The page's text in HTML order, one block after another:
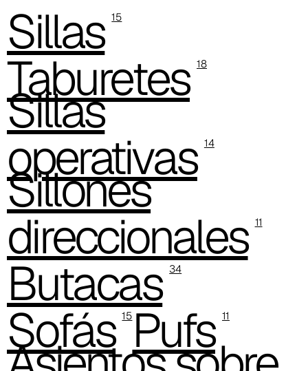
C 38L
C 381
C 380
C 383
C 38G
C 38T
C 382
C 387
C 384
C 38M
C 386
Sillas 15
Taburetes 18
Sillas
operativas 14
Sillones
direccionales 11
Butacas 34
Sofás 15Pufs 11